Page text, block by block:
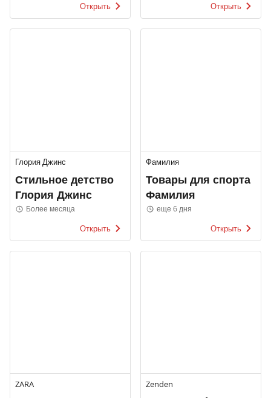
Открыть Открыть
Глория Джинс
Стильное детство
Глория Джинс
Более месяца
Открыть
Фамилия
Товары для спорта
Фамилия
еще 6 дня
Открыть
ZARA Zenden